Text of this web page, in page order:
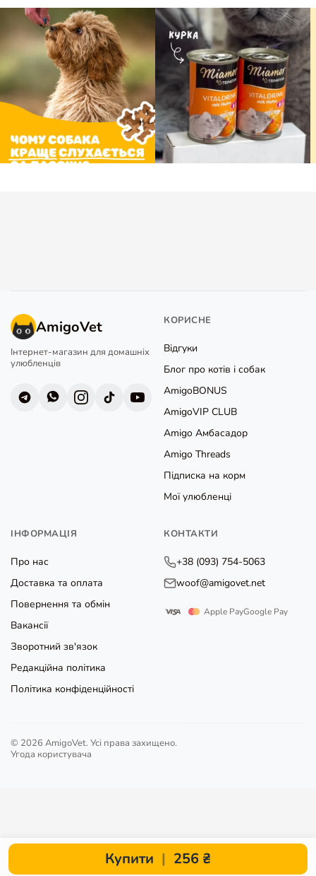
AmigoVet
Інтернет-магазин для домашніх
улюбленців
КОРИСНЕ
Відгуки
Блог про котів і собак
AmigoBONUS
AmigoVIP CLUB
Amigo Амбасадор
Amigo Threads
Підписка на корм
Мої улюбленці
ІНФОРМАЦІЯ
Про нас
Доставка та оплата
Повернення та обмін
Вакансії
Зворотний зв'язок
Редакційна політика
Політика конфіденційності
КОНТАКТИ
+38 (093) 754-5063
woof@amigovet.net
Apple PayGoogle Pay
© 2026 AmigoVet. Усі права захищено.
Угода користувача
Купити | 256 ₴